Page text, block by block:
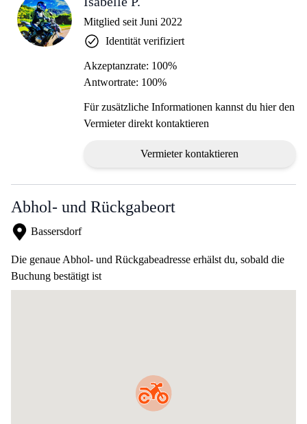
Mitglied seit Juni 2022
Identität verifiziert
Akzeptanzrate: 100%
Antwortrate: 100%
Für zusätzliche Informationen kannst du hier den
Vermieter direkt kontaktieren
Vermieter kontaktieren
Abhol- und Rückgabeort
Bassersdorf
Die genaue Abhol- und Rückgabeadresse erhälst du, sobald die
Buchung bestätigt ist